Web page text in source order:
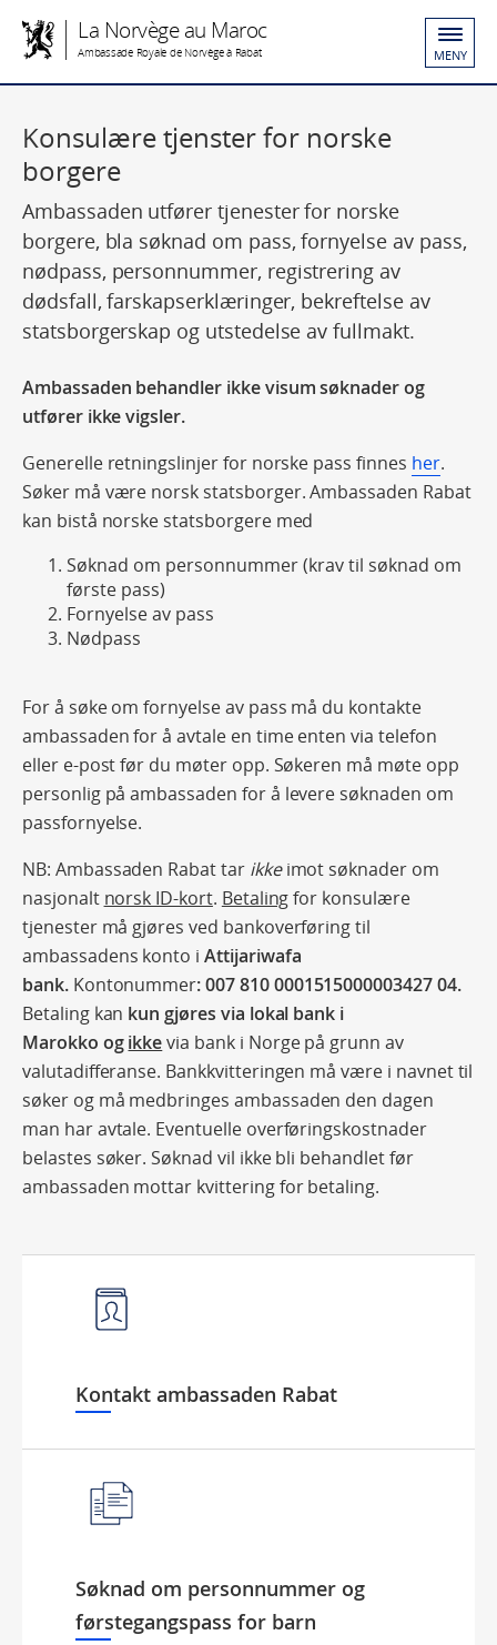
La Norvège au Maroc
Ambassade Royale de Norvège à Rabat MENY
Konsulære tjenster for norske
borgere
Ambassaden utfører tjenester for norske
borgere, bla søknad om pass, fornyelse av pass,
nødpass, personnummer, registrering av
dødsfall, farskapserklæringer, bekreftelse av
statsborgerskap og utstedelse av fullmakt.
Ambassaden behandler ikke visum søknader og
utfører ikke vigsler.
Generelle retningslinjer for norske pass finnes her.
Søker må være norsk statsborger. Ambassaden Rabat
kan bistå norske statsborgere med
Søknad om personnummer (krav til søknad om
første pass)
Fornyelse av pass
Nødpass
For å søke om fornyelse av pass må du kontakte
ambassaden for å avtale en time enten via telefon
eller e-post før du møter opp. Søkeren må møte opp
personlig på ambassaden for å levere søknaden om
passfornyelse.
NB: Ambassaden Rabat tar ikkeimot søknader om
nasjonalt norsk ID-kort. Betalingfor konsulære
tjenester må gjøres ved bankoverføring til
ambassadens konto iAttijariwafa
bank. Kontonummer: 007 810 0001515000003427 04.
Betaling kan kun gjøres via lokal bank i
Marokko ogikkevia bank i Norge på grunn av
valutadifferanse. Bankkvitteringen må være i navnet til
søker og må medbringes ambassaden den dagen
man har avtale. Eventuelle overføringskostnader
belastes søker. Søknad vil ikke bli behandlet før
ambassaden mottar kvittering for betaling.
Kontakt ambassaden Rabat
Søknad om personnummer og
førstegangspass for barn